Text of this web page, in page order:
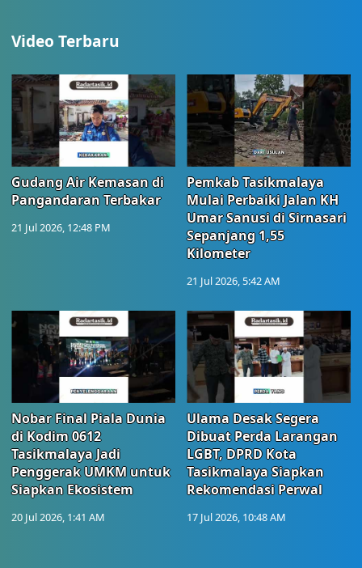
Video Terbaru
Gudang Air Kemasan di
Pangandaran Terbakar
21 Jul 2026, 12:48 PM
Pemkab Tasikmalaya
Mulai Perbaiki Jalan KH
Umar Sanusi di Sirnasari
Sepanjang 1,55
Kilometer
21 Jul 2026, 5:42 AM
Nobar Final Piala Dunia
di Kodim 0612
Tasikmalaya Jadi
Penggerak UMKM untuk
Siapkan Ekosistem
20 Jul 2026, 1:41 AM
Ulama Desak Segera
Dibuat Perda Larangan
LGBT, DPRD Kota
Tasikmalaya Siapkan
Rekomendasi Perwal
17 Jul 2026, 10:48 AM